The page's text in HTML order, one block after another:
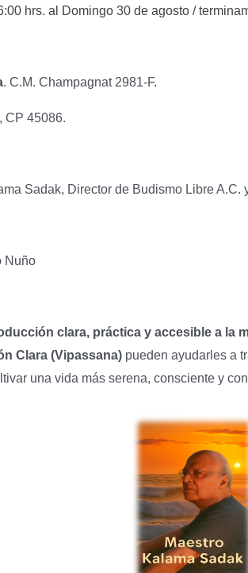
hrs. al Domingo 30 de agosto /
. C.M. Champagnat 2981-F.
CP 45086.
Sadak, Director de Budismo Libre A.C.
Nuño
clara, práctica y accesible a la
Clara (Vipassana)pueden ayudarles a
una vida más serena, consciente y